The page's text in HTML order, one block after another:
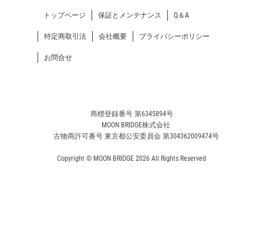
トップページ 保証とメンテナンス Q＆A
特定商取引法 会社概要 プライバシーポリシー
お問合せ
商標登録番号 第6345894号
MOON BRIDGE株式会社
古物商許可番号 東京都公安委員会 第304362009474号
Copyright © MOON BRIDGE 2026 All Rights Reserved